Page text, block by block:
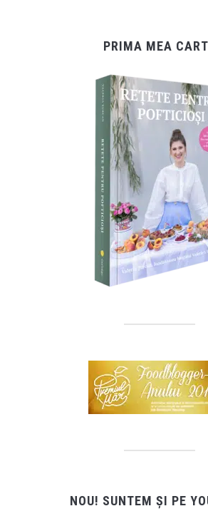
PRIMA MEA
NOU! SUNTEM ȘI PE